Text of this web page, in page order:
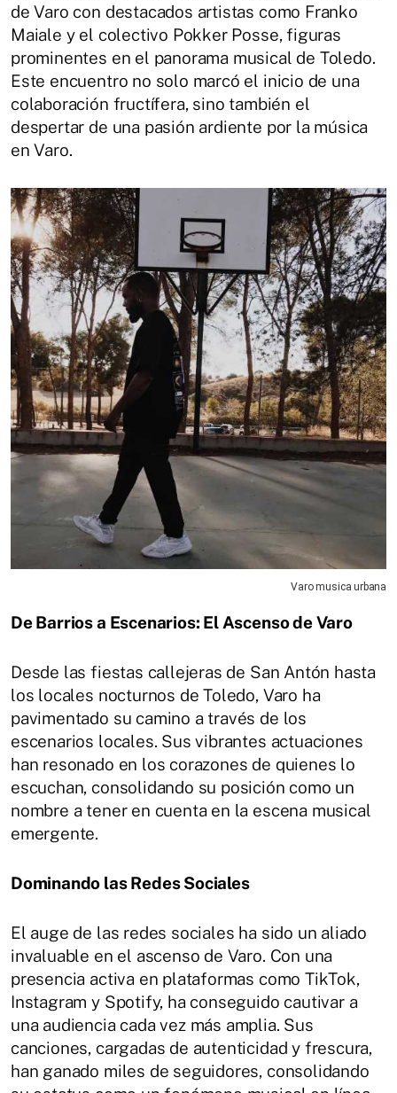
de Varo con destacados artistas como Franko
Maiale y el colectivo Pokker Posse, figuras
prominentes en el panorama musical de Toledo.
Este encuentro no solo marcó el inicio de una
colaboración fructífera, sino también el
despertar de una pasión ardiente por la música
en Varo.
Varo musica urbana
De Barrios a Escenarios: El Ascenso de Varo
Desde las fiestas callejeras de San Antón hasta
los locales nocturnos de Toledo, Varo ha
pavimentado su camino a través de los
escenarios locales. Sus vibrantes actuaciones
han resonado en los corazones de quienes lo
escuchan, consolidando su posición como un
nombre a tener en cuenta en la escena musical
emergente.
Dominando las Redes Sociales
El auge de las redes sociales ha sido un aliado
invaluable en el ascenso de Varo. Con una
presencia activa en plataformas como TikTok,
Instagram y Spotify, ha conseguido cautivar a
una audiencia cada vez más amplia. Sus
canciones, cargadas de autenticidad y frescura,
han ganado miles de seguidores, consolidando